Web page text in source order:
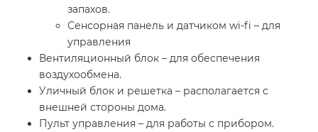
запахов.
Сенсорная панель и датчиком wi-fi – для
управления
Вентиляционный блок – для обеспечения
воздухообмена.
Уличный блок и решетка – располагается с
внешней стороны дома.
Пульт управления – для работы с прибором.